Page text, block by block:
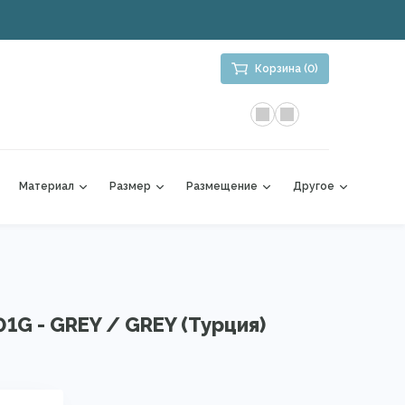
Корзина (0)
Материал Размер Размещение Другое
- GREY / GREY (Турция)